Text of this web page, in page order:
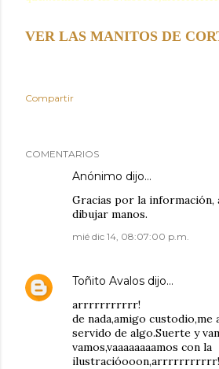
VER LAS MANITOS DE
Compartir
COMENTARIOS
Anónimo dijo…
Gracias por la información,
dibujar manos.
mié dic 14, 08:07:00 p.m.
Toñito Avalos dijo…
arrrrrrrrrrr!
de nada,amigo custodio,me
servido de algo.Suerte y
vamos,vaaaaaaaamos con la
ilustracióooon,arrrrrrrrrrr!